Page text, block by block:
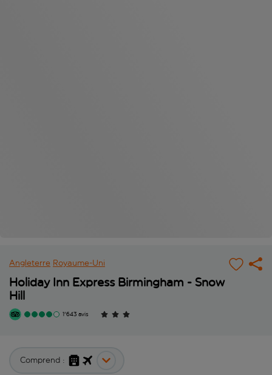
Angleterre Royaume-Uni
Holiday Inn Express Birmingham - Snow
Hill
1'643 avis
Comprend :